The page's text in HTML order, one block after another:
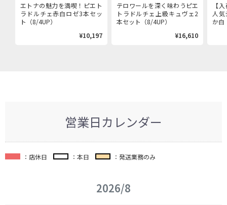
エトナの魅力を満喫！ピエト
ラドルチェ赤白ロゼ3本セッ
ト（8/4UP）
¥10,197
テロワールを深く味わうピエ
トラドルチェ上級キュヴェ2
本セット（8/4UP）
¥16,610
【
人気
か白
営業日カレンダー
：店休日 ：本日 ：発送業務のみ
2026/8